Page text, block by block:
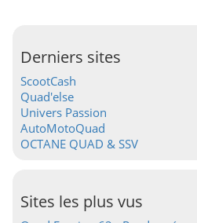
Derniers sites
ScootCash
Quad'else
Univers Passion
AutoMotoQuad
OCTANE QUAD & SSV
Sites les plus vus